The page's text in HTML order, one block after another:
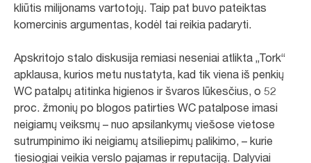
kliūtis milijonams vartotojų. Taip pat buvo pateiktas
komercinis argumentas, kodėl tai reikia padaryti.
Apskritojo stalo diskusija remiasi neseniai atlikta „Tork“
apklausa, kurios metu nustatyta, kad tik viena iš penkių
WC patalpų atitinka higienos ir švaros lūkesčius, o 52
proc. žmonių po blogos patirties WC patalpose imasi
neigiamų veiksmų – nuo ​​apsilankymų viešose vietose
sutrumpinimo iki neigiamų atsiliepimų palikimo, – kurie
tiesiogiai veikia verslo pajamas ir reputaciją. Dalyviai